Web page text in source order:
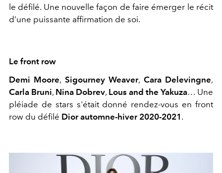
le défilé. Une nouvelle façon de faire émerger le récit
d’une puissante affirmation de soi.
Le front row
Demi Moore, Sigourney Weaver, Cara Delevingne,
Carla Bruni, Nina Dobrev, Lous and the Yakuza… Une
pléiade de stars s'était donné rendez-vous en front
row du défilé Dior automne-hiver 2020-2021 .